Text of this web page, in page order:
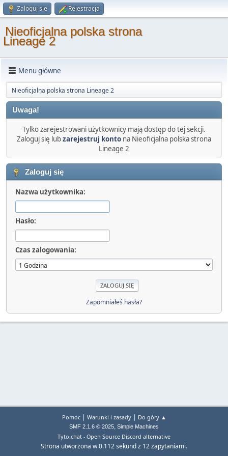
Zaloguj się Rejestracja
Nieoficjalna polska strona
Lineage 2
Menu główne
Nieoficjalna polska strona Lineage 2
Uwaga!
Tylko zarejestrowani użytkownicy mają dostęp do tej sekcji.
Zaloguj się lubzarejestruj konto na Nieoficjalna polska strona
Lineage 2
Zaloguj się
Nazwa użytkownika:
Hasło:
Czas zalogowania:
Zapomniałeś hasła?
Pomoc| Warunki i zasady| Do góry ▲
SMF 2.1.6 © 2025, Simple Machines
Tyto.chat - Open Source Discord alternative
Strona utworzona w 0.112 sekund z 12 zapytaniami.